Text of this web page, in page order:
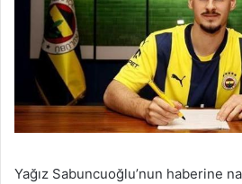
Yağız Sabuncuoğlu’nun haberine